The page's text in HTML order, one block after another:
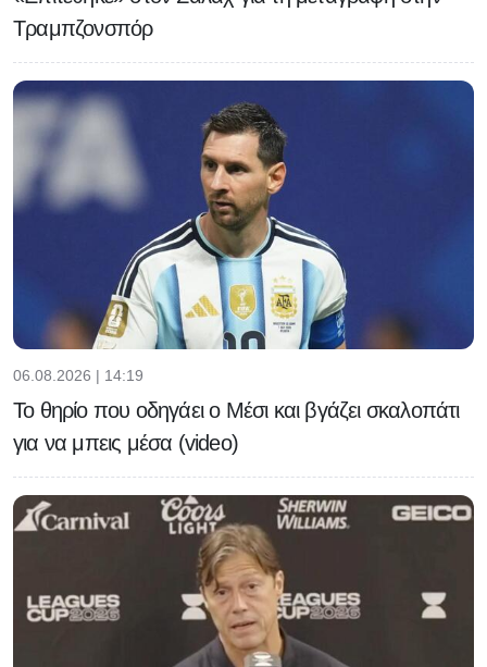
Τραμπζονσπόρ
06.08.2026 | 14:19
Το θηρίο που οδηγάει ο Μέσι και βγάζει σκαλοπάτι
για να μπεις μέσα (video)